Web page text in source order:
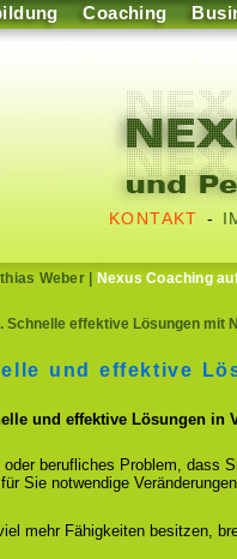
Coaching
KONTAKT -
Weber| Nexus Coaching
Schnelle effektive Lösungen mit
und effektive
und effektive Lösungen in
berufliches Problem, dass
Sie notwendige
mehr Fähigkeiten besitzen,